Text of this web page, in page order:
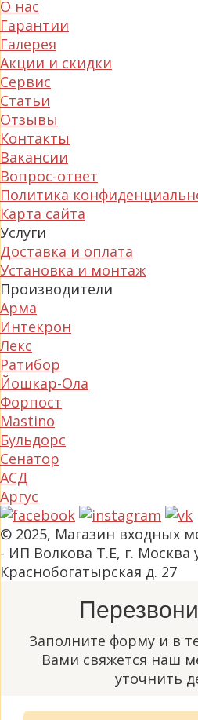
О нас
Гарантии
Галерея
Акции и скидки
Сервис
Статьи
Отзывы
Контакты
Вакансии
Вопрос-ответ
Политика
Карта сайта
Услуги
Доставка и оплата
Установка и монтаж
Производители
Арма
Интекрон
Лекс
Ратибор
Йошкар-Ола
Форпост
Mastino
Бульдорс
Сенатор
АСД
Аргус
© 2025, Магазин входных
- ИП Волкова Т.Е, г. Москва
Краснобогатырская д. 27
Заполните форму и в
Вами свяжется наш
уточнить